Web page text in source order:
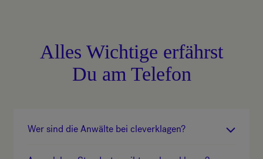
Alles Wichtige erfährst
Du am Telefon
Wer sind die Anwälte bei cleverklagen?